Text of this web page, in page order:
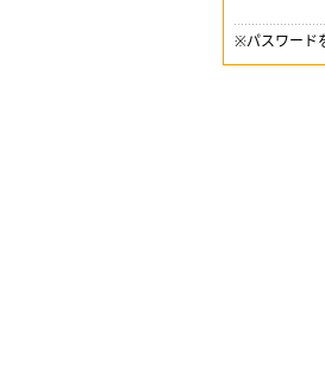
※パスワード